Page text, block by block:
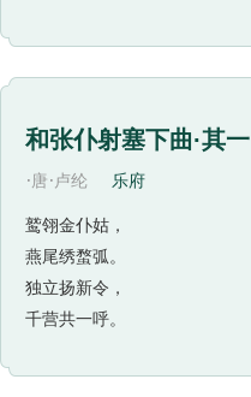
和张仆射塞下曲·其一
·唐·卢纶 乐府
鹫翎金仆姑，
燕尾绣蝥弧。
独立扬新令，
千营共一呼。